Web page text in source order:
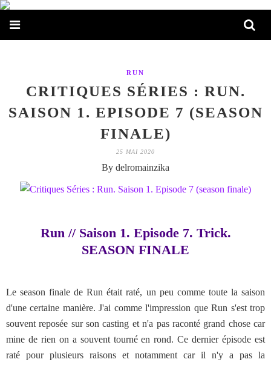
RUN
CRITIQUES SÉRIES : RUN.
SAISON 1. EPISODE 7 (SEASON
FINALE)
25 MAI 2020
By delromainzika
Run // Saison 1. Episode 7. Trick.
SEASON FINALE
Le season finale de Run était raté, un peu comme toute la saison
d'une certaine manière. J'ai comme l'impression que Run s'est trop
souvent reposée sur son casting et n'a pas raconté grand chose car
mine de rien on a souvent tourné en rond. Ce dernier épisode est
raté pour plusieurs raisons et notamment car il n'y a pas la